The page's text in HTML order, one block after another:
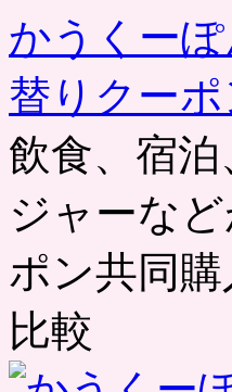
かうくー
替りクー
飲食、宿
ジャーな
ポン共同
比較